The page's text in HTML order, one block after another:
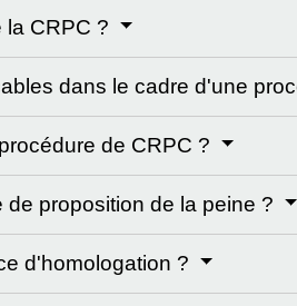
la CRPC ?
dans le cadre d'une
de CRPC ?
proposition de la peine ?
d'homologation ?